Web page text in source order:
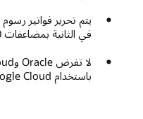
في الثانية بمضاعفات 10 جيجابايت في الثانية.
باستخدام Oracle Interconnect for Google Cloud.